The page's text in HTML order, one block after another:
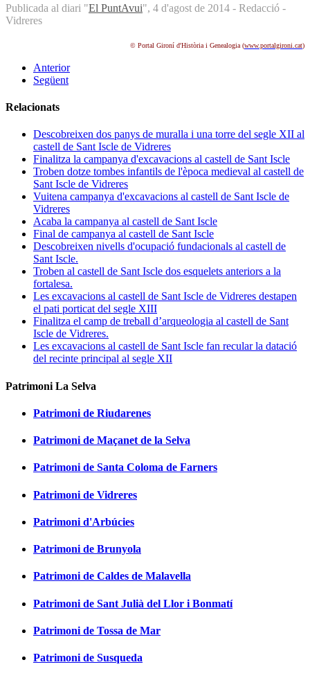
Publicada al diari "El PuntAvui", 4 d'agost de 2014 - Redacció -
Vidreres
© Portal Gironí d'Història i Genealogia (www.portalgironi.cat)
Anterior
Següent
Relacionats
Descobreixen dos panys de muralla i una torre del segle XII al
castell de Sant Iscle de Vidreres
Finalitza la campanya d'excavacions al castell de Sant Iscle
Troben dotze tombes infantils de l'època medieval al castell de
Sant Iscle de Vidreres
Vuitena campanya d'excavacions al castell de Sant Iscle de
Vidreres
Acaba la campanya al castell de Sant Iscle
Final de campanya al castell de Sant Iscle
Descobreixen nivells d'ocupació fundacionals al castell de
Sant Iscle.
Troben al castell de Sant Iscle dos esquelets anteriors a la
fortalesa.
Les excavacions al castell de Sant Iscle de Vidreres destapen
el pati porticat del segle XIII
Finalitza el camp de treball d’arqueologia al castell de Sant
Iscle de Vidreres.
Les excavacions al castell de Sant Iscle fan recular la datació
del recinte principal al segle XII
Patrimoni La Selva
Patrimoni de Riudarenes
Patrimoni de Maçanet de la Selva
Patrimoni de Santa Coloma de Farners
Patrimoni de Vidreres
Patrimoni d'Arbúcies
Patrimoni de Brunyola
Patrimoni de Caldes de Malavella
Patrimoni de Sant Julià del Llor i Bonmatí
Patrimoni de Tossa de Mar
Patrimoni de Susqueda